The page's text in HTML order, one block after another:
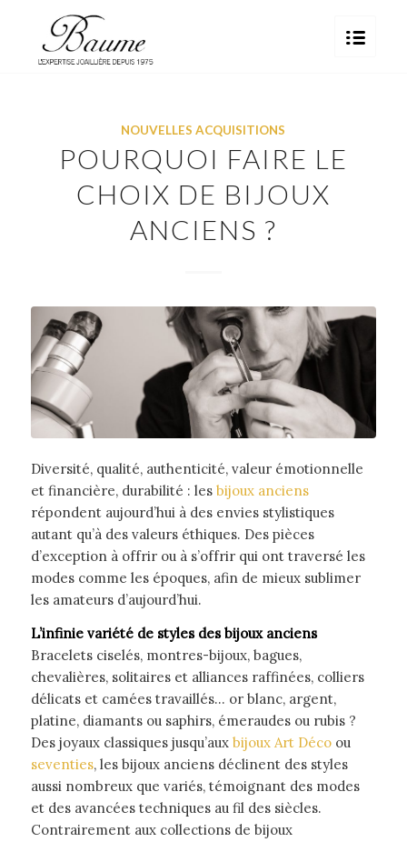
NOUVELLES ACQUISITIONS
POURQUOI FAIRE LE
CHOIX DE BIJOUX
ANCIENS ?
Diversité, qualité, authenticité, valeur émotionnelle
et financière, durabilité : les bijoux anciens
répondent aujourd’hui à des envies stylistiques
autant qu’à des valeurs éthiques. Des pièces
d’exception à offrir ou à s’offrir qui ont traversé les
modes comme les époques, afin de mieux sublimer
les amateurs d’aujourd’hui.
L’infinie variété de styles des bijoux anciens
Bracelets ciselés, montres-bijoux, bagues,
chevalières, solitaires et alliances raffinées, colliers
délicats et camées travaillés… or blanc, argent,
platine, diamants ou saphirs, émeraudes ou rubis ?
Des joyaux classiques jusqu’aux bijoux Art Décoou
seventies, les bijoux anciens déclinent des styles
aussi nombreux que variés, témoignant des modes
et des avancées techniques au fil des siècles.
Contrairement aux collections de bijoux